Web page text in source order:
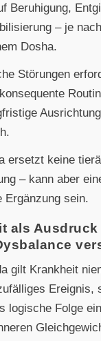
Beruhigung,
– je nach
Dosha.
Störungen
ersetzt keine
– kann aber
Ergänzung sein.
als Ausdruck
gilt Krankheit
Ereignis,
logische Folge